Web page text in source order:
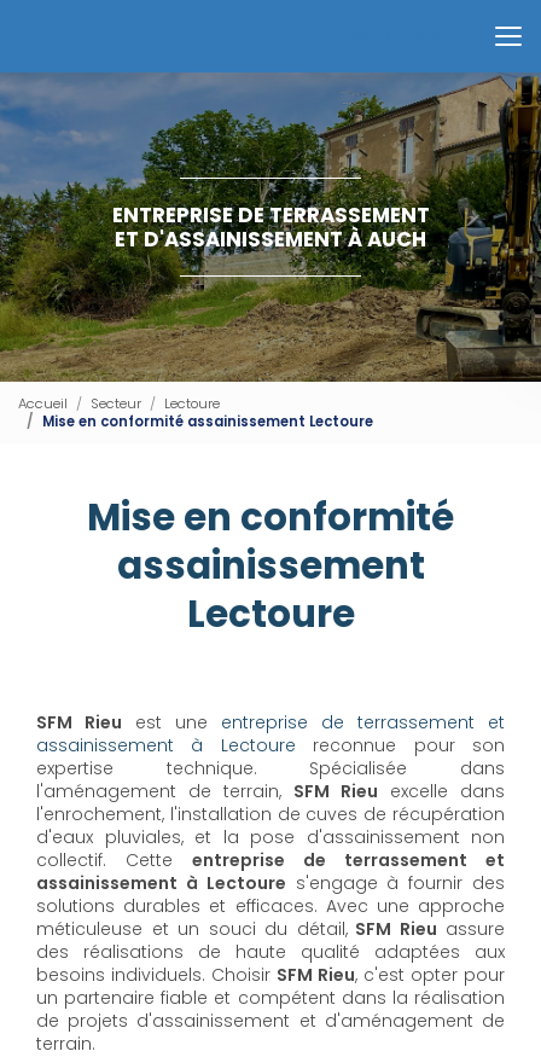
principal
ENTREPRISE DE TERRASSEMENT
ET D'ASSAINISSEMENT À AUCH
Accueil Secteur
Lectoure
Mise en conformité assainissement Lectoure
Mise en conformité
assainissement
Lectoure
SFM Rieu est une entreprise de terrassement et
assainissement à Lectoure reconnue pour son
expertise technique. Spécialisée dans
l'aménagement de terrain, SFM Rieu excelle dans
l'enrochement, l'installation de cuves de récupération
d'eaux pluviales, et la pose d'assainissement non
collectif. Cette entreprise de terrassement et
assainissement à Lectoure s'engage à fournir des
solutions durables et efficaces. Avec une approche
méticuleuse et un souci du détail,SFM Rieu assure
des réalisations de haute qualité adaptées aux
besoins individuels. Choisir SFM Rieu, c'est opter pour
un partenaire fiable et compétent dans la réalisation
de projets d'assainissement et d'aménagement de
terrain.